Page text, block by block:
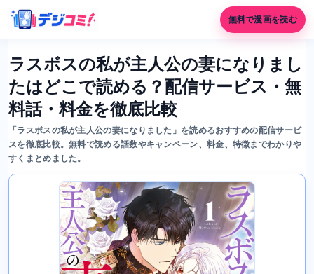
無料で漫画を読む
ラスボスの私が主人公の妻になりまし
たはどこで読める？配信サービス・無
料話・料金を徹底比較
「ラスボスの私が主人公の妻になりました」を読めるおすすめの配信サービ
スを徹底比較。無料で読める話数やキャンペーン、料金、特徴までわかりや
すくまとめました。